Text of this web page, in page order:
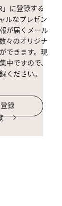
」に登録する
ルなプレゼン
が届くメール
々のオリジナ
できます。現
中ですので、
ください。
録